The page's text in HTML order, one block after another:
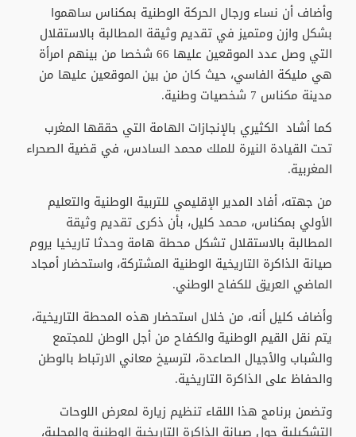
وأضاف أن نساء ورجال الحركة الوطنية بمكناس ساهموا
بشكل وازن ومتميز في تقديم وثيقة المطالبة بالاستقلال
التي وصل عدد الموقعين عليها 66 شخصا من بينهم امرأة
هي مليكة الفاسي، حيث كان من بين الموقعين عليها من
مدينة مكناس 7 شخصيات وطنية.
كما أشاد الكثيري بالإنجازات الهامة التي حققها المغرب
تحت القيادة النيرة للملك محمد السادس، في قضية الصحراء
المغربية.
من جهته، أفاد المدير الإقليمي للتربية الوطنية والتعليم
الأولي بمكناس، محمد كليل، بأن ذكرى تقديم وثيقة
المطالبة بالاستقلال تشكل محطة هامة وحدثا تاريخيا يروم
صيانة الذاكرة التاريخية الوطنية المشتركة، واستحضار أمجاد
الماضي العريق للكفاح الوطني.
وأضاف كليل أنه، من خلال استحضار هذه المحطة التاريخية،
يتم نقل القيم الوطنية والكفاح من أجل الوطن للمجتمع
والشباب والأجيال الصاعدة، لترسيخ معاني الارتباط بالوطن
والحفاظ على الذاكرة التاريخية.
وتضمن برنامج هذا اللقاء تنظيم زيارة لمعرض اللوحات
التشكيلية حول صيانة الذاكرة التاريخية الوطنية والمحلية،